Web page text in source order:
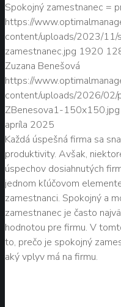
Spokojný zamestnanec =
https://
content/uploads/2023/11/
zamestnanec.jpg 1920
Zuzana Benešová
https://
content/uploads/2026/02/
ZBenesova1-150x150.jpg
apríla 2025
Každá úspešná firma sa
produktivity. Avšak,
úspechov dosiahnutých
jednom kľúčovom
zamestnanci. Spokojný a
zamestnanec je často
hodnotou pre firmu. V
to, prečo je spokojný
aký vplyv má na firmu.